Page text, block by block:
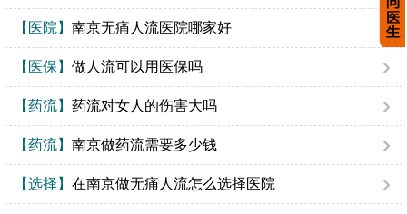
【医院】 南京无痛人流医院哪家好
【医保】 做人流可以用医保吗
【药流】 药流对女人的伤害大吗
【药流】 南京做药流需要多少钱
【选择】 在南京做无痛人流怎么选择医院